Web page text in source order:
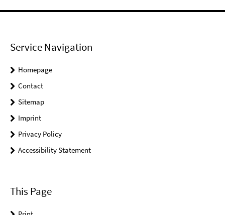
Service Navigation
Homepage
Contact
Sitemap
Imprint
Privacy Policy
Accessibility Statement
This Page